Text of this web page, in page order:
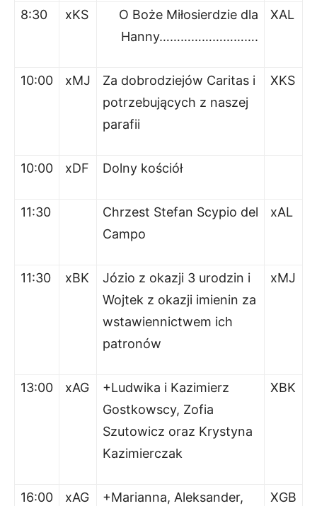
8:30 xKS
O Boże Miłosierdzie dla
Hanny……………………….
XAL
10:00 xMJ
Za dobrodziejów Caritas i
potrzebujących z naszej
parafii
XKS
10:00 xDF Dolny kościół
11:30
Chrzest Stefan Scypio del
Campo
xAL
11:30 xBK
Józio z okazji 3 urodzin i
Wojtek z okazji imienin za
wstawiennictwem ich
patronów
xMJ
13:00 xAG
+Ludwika i Kazimierz
Gostkowscy, Zofia
Szutowicz oraz Krystyna
Kazimierczak
XBK
16:00 xAG +Marianna, Aleksander, XGB